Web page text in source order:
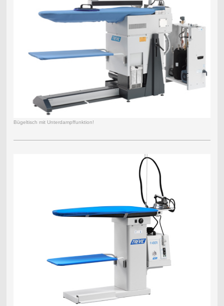
Bügeltisch mit Unterdampffunktion!